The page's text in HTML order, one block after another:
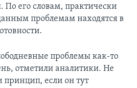
По его словам, практически
проблемам находятся в
проблемы как-то
отметили аналитики. Не
если он тут